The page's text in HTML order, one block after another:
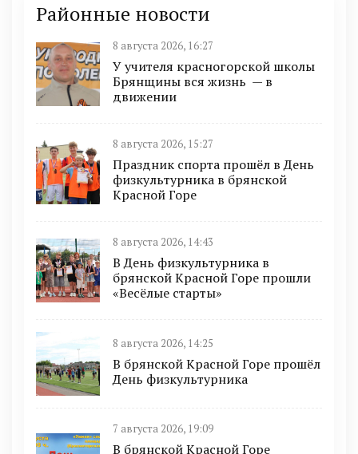
Районные новости
8 августа 2026, 16:27
У учителя красногорской школы
Брянщины вся жизнь — в
движении
8 августа 2026, 15:27
Праздник спорта прошёл в День
физкультурника в брянской
Красной Горе
8 августа 2026, 14:43
В День физкультурника в
брянской Красной Горе прошли
«Весёлые старты»
8 августа 2026, 14:25
В брянской Красной Горе прошёл
День физкультурника
7 августа 2026, 19:09
В брянской Красной Горе